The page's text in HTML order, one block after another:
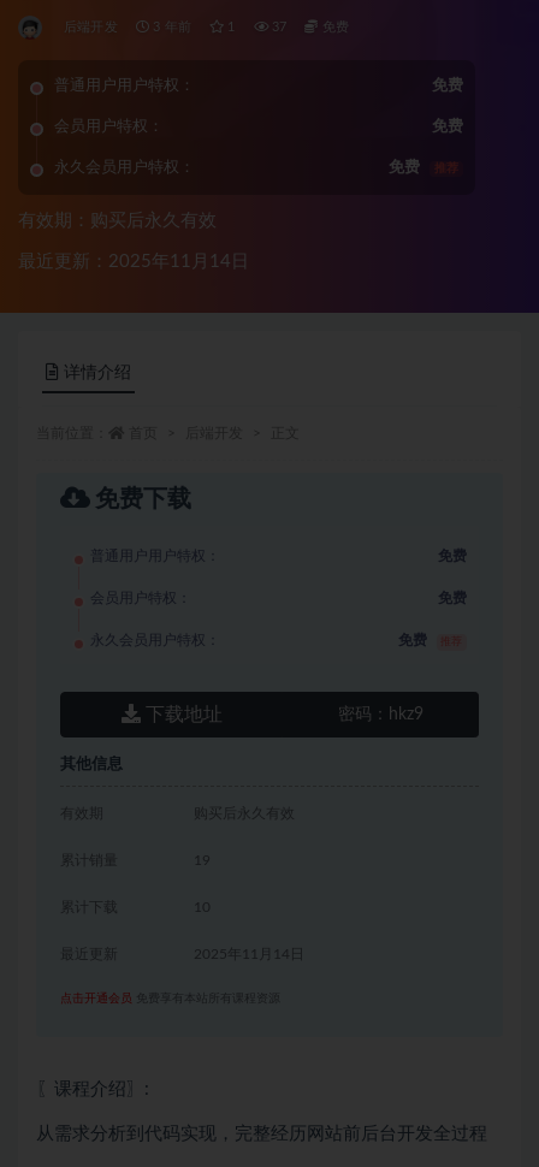
后端开发 3 年前 1 37 免费
普通用户用户特权： 免费
会员用户特权： 免费
永久会员用户特权： 免费 推荐
有效期：购买后永久有效
最近更新：2025年11月14日
详情介绍
免费下载
普通用户用户特权： 免费
会员用户特权： 免费
永久会员用户特权： 免费
下载地址 密码： hkz9
其他信息
有效期 购买后永久有效
累计销量 19
累计下载 10
2025年11月14日
点击开通会员 免费享有本站所有课程资源
〖课程介绍〗:
从需求分析到代码实现，完整经历网站前后台开发全过程